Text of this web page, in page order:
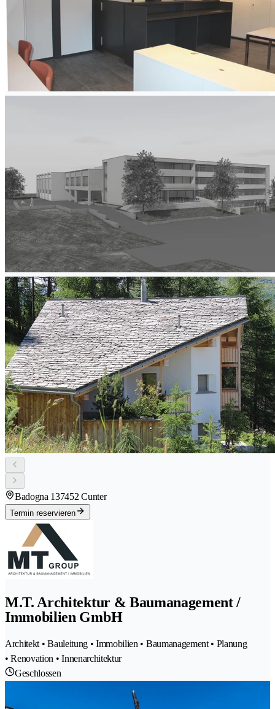
Badogna 137452 Cunter
Termin reservieren
M.T. Architektur & Baumanagement /
Immobilien GmbH
Architekt • Bauleitung • Immobilien • Baumanagement • Planung
• Renovation • Innenarchitektur
Geschlossen